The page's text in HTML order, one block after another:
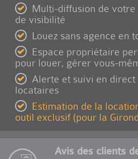
Multi-diffusion de votre
de visibilité
Louez sans agence en
Espace propriétaire
pour louer, gérer vous-
Alerte et suivi en direct
locataires
Estimation de la
outil exclusif (pour la
Avis des clients